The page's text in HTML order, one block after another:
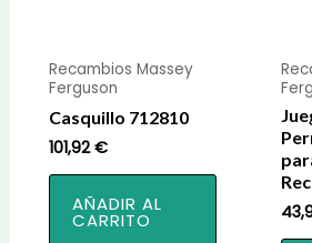
Recambios Massey
Ferguson
Casquillo 712810
101,92€
AÑADIR AL
CARRITO